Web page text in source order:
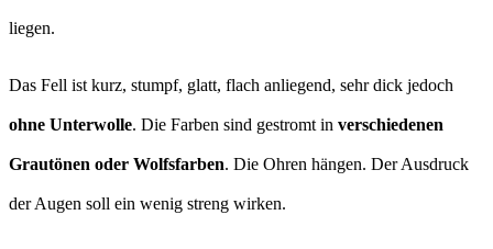
liegen.
Das Fell ist kurz, stumpf, glatt, flach anliegend, sehr dick jedoch
ohne Unterwolle. Die Farben sind gestromt in verschiedenen
Grautönen oder Wolfsfarben. Die Ohren hängen. Der Ausdruck
der Augen soll ein wenig streng wirken.